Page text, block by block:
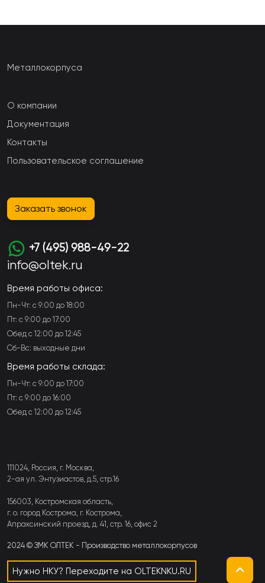
Металлокорпуса
О компании
Документация
Контакты
Пользовательское соглашение
Заказать звонок
+7 (495) 988-49-22
info@oltek.ru
Время работы офиса:
Пн-Чт: с 9:00 до 18:00
Пт: с 9:00 до 17:00
Обед с 12:00 до 12:45
Сб-Вс: выходные дни
Время работы склада:
Пн-Чт: с 9:00 до 17:00
Пт: с 9:00 до 16:00
Обед с 12:00 до 12:45
111024, Россия, г. Москва,
2-ая ул. Энтузиастов, д.5, стр.16
156003, Костромская область,
г. о. город Кострома, г. Кострома,
Апраксинский проезд, д. 41, стр. 16, офис 2
2024 © ЗМК ОЛТЕК - Производство металлокорпусов
Нужно НКУ? Переходите на OLTEKNKU.RU